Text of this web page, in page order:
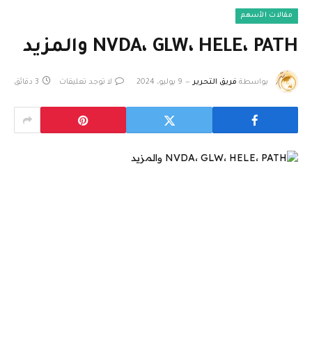
مقالات الأسهم
NVDA، GLW، HELE، PATH والمزيد
بواسطة فريق التحرير 9 يوليو، 2024 لا توجد تعليقات 3 دقائق